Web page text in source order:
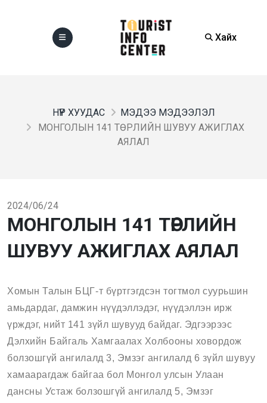
Хайх
НҮҮР ХУУДАС
МЭДЭЭ МЭДЭЭЛЭЛ
МОНГОЛЫН 141 ТӨРЛИЙН ШУВУУ АЖИГЛАХ
АЯЛАЛ
2024/06/24
МОНГОЛЫН 141 ТӨРЛИЙН
ШУВУУ АЖИГЛАХ АЯЛАЛ
Хомын Талын БЦГ-т бүртгэгдсэн тогтмол суурьшин
амьдардаг, дамжин нүүдэллэдэг, нүүдэллэн ирж
үрждэг, нийт 141 зүйл шувууд байдаг. Эдгээрээс
Дэлхийн Байгаль Хамгаалах Холбооны ховордож
болзошгүй ангилалд 3, Эмзэг ангилалд 6 зүйл шувуу
хамаарагдаж байгаа бол Монгол улсын Улаан
дансны Устаж болзошгүй ангилалд 5, Эмзэг